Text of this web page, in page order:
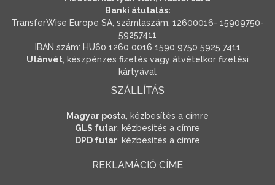
Banki átutalás:
TransferWise Europe SA, számlaszám: 12600016- 15909750-
59257411
IBAN szám: HU60 1260 0016 1590 9750 5925 7411
Utánvét, készpénzes fizetés vagy átvételkor fizetési
kártyával
SZÁLLÍTÁS
Magyar posta, kézbesítés a címre
GLS futar, kézbesítés a címre
DPD futar, kézbesítés a címre
REKLAMÁCIÓ CÍME